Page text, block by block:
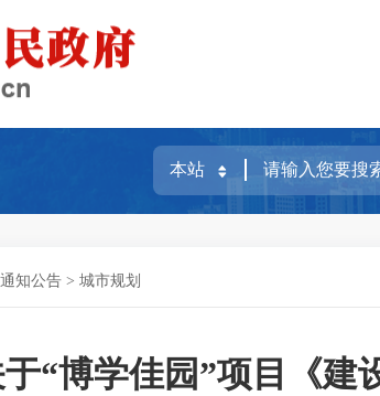
通知公告 > 城市规划
“博学佳园”项目《建